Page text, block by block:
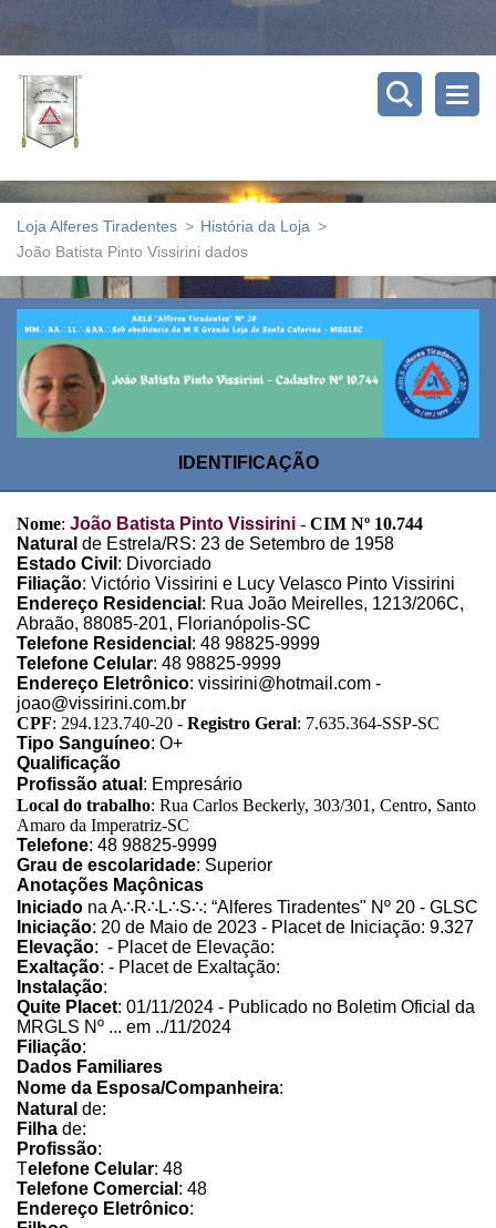
Loja Alferes Tiradentes > História da Loja >
João Batista Pinto Vissirini dados
IDENTIFICAÇÃO
Nome: João Batista Pinto Vissirini - CIM Nº 10.744
Natural de Estrela/RS: 23 de Setembro de 1958
Estado Civil : Divorciado
Filiação: Victório Vissirini e Lucy Velasco Pinto Vissirini
Endereço Residencial : Rua João Meirelles, 1213/206C,
Abraão, 88085-201, Florianópolis-SC
Telefone Residencial : 48 98825-9999
Telefone Celular: 48 98825-9999
Endereço Eletrônico: vissirini@hotmail.com -
joao@vissirini.com.br
CPF: 294.123.740-20 - Registro Geral: 7.635.364-SSP-SC
Tipo Sanguíneo: O+
Qualificação
Profissão atual : Empresário
Local do trabalho: Rua Carlos Beckerly, 303/301, Centro, Santo
Amaro da Imperatriz-SC
Telefone: 48 98825-9999
Grau de escolaridade: Superior
Anotações Maçônicas
Iniciado na A∴R∴L∴S∴: “Alferes Tiradentes" Nº 20 - GLSC
Iniciação: 20 de Maio de 2023 - Placet de Iniciação: 9.327
Elevação: - Placet de Elevação:
Exaltação: - Placet de Exaltação:
Instalação:
Quite Placet: 01/11/2024 - Publicado no Boletim Oficial da
MRGLS Nº ... em ../11/2024
Filiação:
Dados Familiares
Nome da Esposa/Companheira:
Natural de:
Filha de:
Profissão:
Telefone Celular: 48
Telefone Comercial : 48
Endereço Eletrônico: